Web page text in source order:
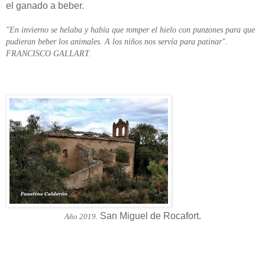
el ganado a beber.
"En invierno se helaba y había que romper el hielo con punzones para que
pudieran beber los animales. A los niños nos servía para patinar".
FRANCISCO GALLART.
Año 2019. San Miguel de Rocafort.